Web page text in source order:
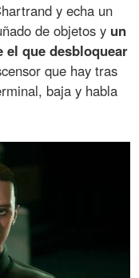
y echa un
de objetos y un
que desbloquear
que hay tras
baja y habla